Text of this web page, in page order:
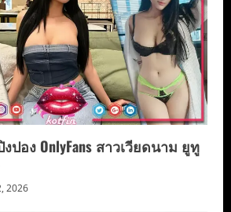
งปอง OnlyFans สาวเวียดนาม ยูทู
2026